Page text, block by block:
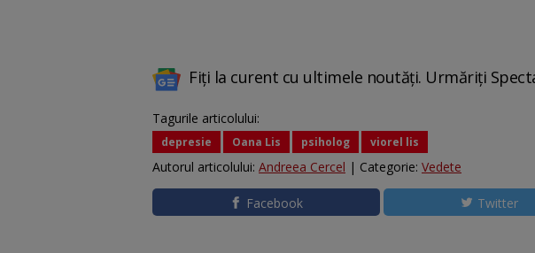
Fiți la curent cu ultimele noutăți. Urmăriți
Tagurile articolului:
depresie Oana Lis psiholog viorel lis
Autorul articolului: Andreea Cercel | Categorie: Vedete
Facebook Twitter